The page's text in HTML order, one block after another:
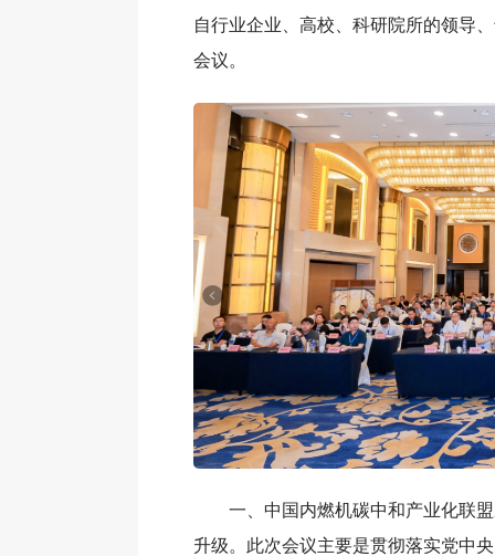
自行业企业、高校、科研院所的领导
会议。
一、中国内燃机碳中和产业化联
升级。此次会议主要是贯彻落实党中